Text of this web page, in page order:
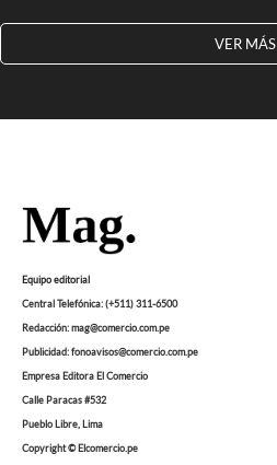
VER MÁS
Equipo editorial
Central Telefónica: (+511) 311-6500
Redacción: mag@comercio.com.pe
Publicidad: fonoavisos@comercio.com.pe
Empresa Editora El Comercio
Calle Paracas #532
Pueblo Libre, Lima
Copyright © Elcomercio.pe